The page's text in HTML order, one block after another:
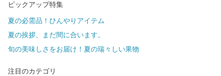
ピックアップ特集
夏の必需品！ひんやりアイテム
夏の挨拶、まだ間に合います。
旬の美味しさをお届け！夏の瑞々しい果物
注目のカテゴリ